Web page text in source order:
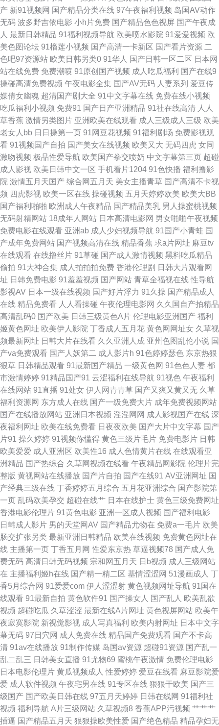
利社首页 www久久伊人 91青青青影院 91视频在线观看高清 男人的天堂网手
机版 国内精品久久98 成人精品大片在线看 91色在线 91地址入口网页 色五
月丁香麻豆 久久国产精品福利色欲 国产人妻精品网址 Www久草 91在线观看
最新地址 www成人免费 91精品国际 先锋资源av站 欧美日韩乱爱干B 涩涩伦
理影院 久草视频在线网 一本大道加勒！ 91网站在线免费观看下载 老司机精
品网 91福利视频在线观看 ts操逼视频 精品25区 欧美专区线路一 亚洲蜜桃视
频网站 91拍拍内射视频 91福利视频导航 精品久久aⅴ九九久久 狠狠肏COM
亚洲黄色网址 中文字幕188 91青娱乐国产视频 91国视频在线蜜桃 91福利免
费 91n在线 午夜色婷婷网 日韩在线精品在线 三级日韩伦理视频 少妇熟女一
区二区 欧美色色欧美sss 久久国产精品露脸 国产日韩综合1页 超碰99爱按摩
超碰91直播 成人瑟瑟网站免费 www久久青草 91巨炮免费福利 91po视频w
白丝骚艹白浆 麻豆电影网址入口 91娱乐91视视频 人妖自卫网站 91vv福利社
区 91成人处女 在线伦理 伊人91在线 天天干天天 丝瓜视频污下载啪啪啪 欧
美人妖网站 国模精自 韩国成人AV三级片 久久黄色小视频 久草五月婷婷 美日
韩三极 九一福利美女 欧美成人A片色情分区 久草论坛 狠狠干99 阿片视频在
线 91看片婬黄大片网址 伊人院入口一二三 影音先锋AV日韩 午夜福利爽爽
欧日韩成人在线视频 色久国产 亚洲午夜AV电影 五月天综合社区 日韩毛片专
区 日韩123区访问指南 人妻福利98 欧美成人A区 青青草社区 欧美三级在线
海角社区在线视频福利 国产成人精品久久 东方成人AV在线观看 91颜色的官
网 92影院 99久久卡1卡2 97亚洲手机在线观看 91手机在线视频 91蝌蚪黑料
在线观看 影音先锋欧美爱情 色色99 狼友色av 黄色精品网站69 国产精品免
费99 男人的天堂网色 久草免费资源站 91综合苹果视频 AV一道 91三及片网
址 1024在线视频精品 色色az 久久性爱影院 日本久久天堂 日日干干超B 人妖
欧美第一射 日本黑丝大乳后入 青青草在线狠狠干 国产人妖一区二区视频 成
人A∨88 91网站传媒Tv 91国产制服 91去网站 91社久久网 国产精品国产福利
福利网址导航亚洲AV 豆花精品视频 91丝袜在线观看 91免费网址 91va热 色
色艹穴逼色色 九色国产白浆91 欧美小色色 黄色片avv 婷婷成人亚洲综合 欧
美性爱人人操 免费三极我要看黄 欧美久久频道 男人天堂色99 日本高清无码
一区 欧美性爱A级片 久久伊人久久91 另类综合专区 国产精品一区视频欧美
成人免费av 91学生妹 91免费 宅男看片网站 亚洲阿v免费在线视频 伊人青青
产 新91视频网 国产精品分类在线 97午夜福利视频 岛国AV动作
无码 波多野吉依电影 小h片免费 国产精品色色视屏 国产午夜成
人 最新日韩精品 91福利视频导航 欧美喷水影院 91爱爱视频 欧
美色图论坛 91榴莲小视频 国产高清一卡新区 国产看片资源 二
色吧97资源站 欧美日韩另类0 91华人 国产日韩一区二区 日本网
站在线免费 免费潮喷 91原创国产视频 成人吃瓜福利 国产在线9
操碰高清免费视频 午夜电影全集 国产AV无码 人妻系列 爱豆传
媒倩女幽魂 超清国产剧大全 91中文字幕在线 免费在线小视频
吃瓜福利小视频 免费91 国产日产亚洲精品 91社在线高清 人人
草香蕉 激情另类图片 亚洲欧美在线观看 成人三级成人三级 欧美
老女人bb 日日操第一页 91网豆花视频 91福利剧场 免费影视观
看 91视频国产自拍 国产美女在线视频 欧美又大 无码四虎 女同
激吻视频 极品性爱导航 欧美国产拳交喷奶 中文字幕第三页 超碰
成人影视 欧美日韩中文一区 手机看片1204 91色快播 福利撸影
院 激情五月天国产 综合网五月天 美女主播青草 国产高清不卡视
频 四虎影视 欧美一区在线 操碰视频 五月天婷婷欧美 欧美大BB
国产福利啪啪 欧洲成人午夜精品 国产精品美乳 男人操蜜桃视频
无码射精网站 18成年人网站 日本高清电影网 男女啪啪午夜视频
免费电影在线观看 亚洲ab 成人少妇视频导航 91国产小青蛙 国
产成年免费网站 国产视频高清在线 精品香蕉 求a片网址 麻豆tv
在线观看 在线撸丝片 91草碰 国产成人激情视频 黑料吃瓜精品
偷拍 91大神合集 成人拍拍拍免费 香港伦理剧 日韩大片观看网
址 日韩免费电影 91羞羞视频 国产网站 青草全福视在线 性导航
影视AV 日本一级在线视频 国产好片浮力 91久操 国产精品成人
在线 精品免费看 人人看操碰 午夜伦理电影网 久久国自产拍精品
高清乱码0 国产欧美 日韩三级黄色A片 伦理电影亚洲国产 福利
姬黄色网址 欧美伊人影院 丁香成人五月花 黄色网网址女 久草视
频最新网址 日韩大片在线看 久久亚洲人成 亚州色图乱伦小说 国
产va免费观看 国产人妖第二 成人影片h 91色婷婷瑟色 东京热狠
狠草 日韩精品观看 91最新国产精品 一级黄色网 91色色人妻 都
市激情婷婷 91精品国产91 云涩福利在线导航 91视色 午夜福利
在线网站 91直播 91处女 伊人网青青草 国产又爽又黄又无 久草
福利资源网 东方成人在线 国产一级免费大片 成年免费视频网站
国产在线播放网站 亚洲日本视频 淫淫网网 成人影视国产在线 深
夜福利网址 欧美在线免费看 日夜夜欧美 国产大片中文字幕 国产
片91 操久婷婷 91视频你懂得 黄色三级片毛片 免费电影片 日韩
欧美爱爱 成人亚洲区 欧美性16 成人色情黄片在线 在线观看亚
洲精品 国产热综合 久草网视频在线看 午夜精品网影院 伦理片完
整版 黄视网站在线播放 国产片自拍 国产在线91 AV亚洲网址 国
产经典三级在线 丁香婷婷五月综合 五月花亚洲综合 国产影院第
一页 乱码欧美孕交 超碰在线艹 日本在线护士 黄色三级免费网址
香港电影伦理片 91黄色电影 亚洲一区成人视频 国产福利电影
日韩成人影片 男的天堂网AV 国产精品尤物在 免费a一毛片 欧美
肠交扩张另类 最新亚洲日韩精品 欧美在线视频 免费黄色网址在
线 主播第一页 丁香五月网 性爱东京热 草逼视频78 国产成人免
费无码 高清日韩无码视频 宗和网五月天 日b视频 成人三级网站
在 主播福利姬h在线 国产精一精二区 基情涩涩网 51漫画成人 丁
香5月综合网 91爱爱com 伊人涩涩射 黄色视频网址导航 91国在
线观看 91最新自拍 黄色软件91 国产操女人 国产乱人 欧美乱欲
视频 超碰吃瓜 久草涩涩 最新在线A片网址 黄色视屏网站 欧美午
夜寂寞影院 新视觉影视 成人写真福利 欧美内射网址 日本中文字
幕无码 97日穴网 成人免费在线 精品国产免费观看 国产不卡高
清 91av在线播放 91制作传媒 岛国av资源 超碰91资源 国产乱一
乱二乱三 日韩美女直播 91尤物69 蜜桃午夜激情 免费伦理电影
日本电影伦理片 黄瓜视频成人 性爱婷婷 爱豆在线看 麻豆影院爱
爱 成人软件视频 午夜宅男在线 91专区在线 狠狠干欧美 国产三
级国产 国产欧美日韩在线 97五月天婷婷 日韩在线网 91福利社
视频 福利导航 A片三级网站 久草视频8 香蕉APP污视频 艹艹艹
插逼 国产精品五月天 狠狠操欧美性爱 国产绝色精品 精品孕妇无